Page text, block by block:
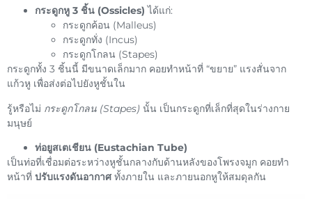
กระดูกหู 3 ชิ้น (Ossicles) ได้แก่:
กระดูกค้อน (Malleus)
กระดูกทั่ง (Incus)
กระดูกโกลน (Stapes)
กระดูกทั้ง 3 ชิ้นนี้ มีขนาดเล็กมาก คอยทำหน้าที่ “ขยาย” แรงสั่นจาก
แก้วหู เพื่อส่งต่อไปยังหูชั้นใน
รู้หรือไม่ กระดูกโกลน (Stapes) นั้น เป็นกระดูกที่เล็กที่สุดในร่างกาย
มนุษย์
ท่อยูสเตเชียน (Eustachian Tube)
เป็นท่อที่เชื่อมต่อระหว่างหูชั้นกลางกับด้านหลังของโพรงจมูก คอยทำ
หน้าที่ ปรับแรงดันอากาศทั้งภายใน และภายนอกหูให้สมดุลกัน